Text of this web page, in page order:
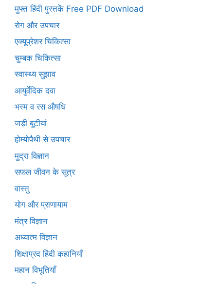
मुफ्त हिंदी पुस्तकें Free PDF Download
रोग और उपचार
एक्यूप्रेशर चिकित्सा
चुम्बक चिकित्सा
स्वास्थ्य सुझाव
आयुर्वेदिक दवा
भस्म व रस औषधि
जड़ी बूटीयां
होम्योपैथी से उपचार
मुद्रा विज्ञान
सफल जीवन के सूत्र
वास्तु
योग और प्राणायाम
मंत्र विज्ञान
अध्यात्म विज्ञान
शिक्षाप्रद हिंदी कहानियाँ
महान विभूतियाँ